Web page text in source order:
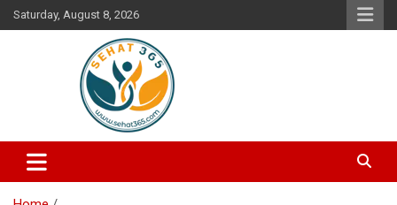
Skip
to
Saturday, August 8, 2026
Sehat365
Your's Complete Health Guide